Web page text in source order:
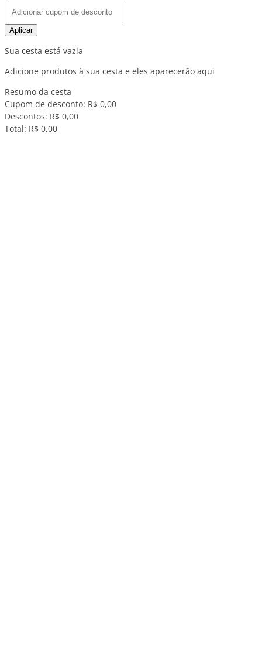
Aplicar
Sua cesta está vazia
Adicione produtos à sua cesta e eles aparecerão aqui
Resumo da cesta
Cupom de desconto: R$ 0,00
Descontos: R$ 0,00
Total: R$ 0,00